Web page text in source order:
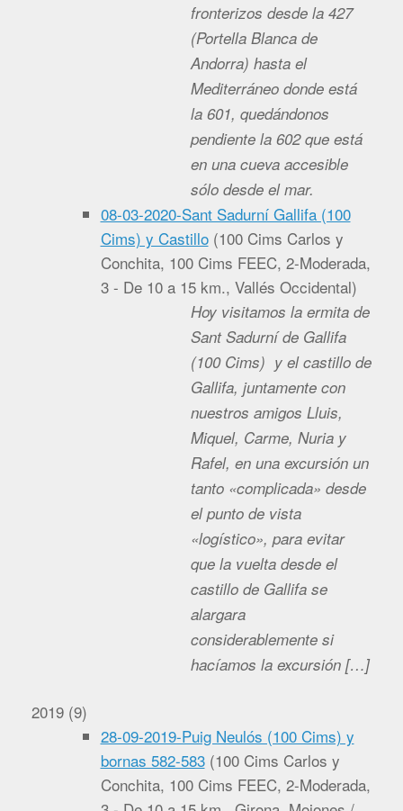
fronterizos desde la 427
(Portella Blanca de
Andorra) hasta el
Mediterráneo donde está
la 601, quedándonos
pendiente la 602 que está
en una cueva accesible
sólo desde el mar.
08-03-2020-Sant Sadurní Gallifa (100
Cims) y Castillo (100 Cims Carlos y
Conchita, 100 Cims FEEC, 2-Moderada,
3 - De 10 a 15 km., Vallés Occidental)
Hoy visitamos la ermita de
Sant Sadurní de Gallifa
(100 Cims) y el castillo de
Gallifa, juntamente con
nuestros amigos Lluis,
Miquel, Carme, Nuria y
Rafel, en una excursión un
tanto «complicada» desde
el punto de vista
«logístico», para evitar
que la vuelta desde el
castillo de Gallifa se
alargara
considerablemente si
hacíamos la excursión […]
2019 (9)
28-09-2019-Puig Neulós (100 Cims) y
bornas 582-583 (100 Cims Carlos y
Conchita, 100 Cims FEEC, 2-Moderada,